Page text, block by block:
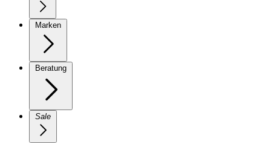
Marken
Beratung
Sale